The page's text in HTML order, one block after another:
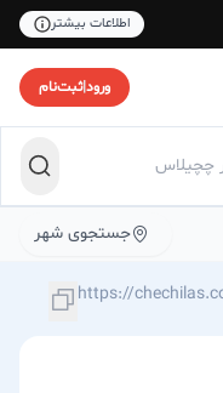
اطلاعات بیشتر
ورود|ثبت‌نام
جستجوی شهر